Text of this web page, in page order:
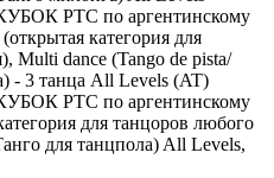
РТС по аргентинскому
категория для
Multi dance (Tango de pista/
- 3 танца All Levels (AT)
РТС по аргентинскому
для танцоров любого
для танцпола) All Levels,